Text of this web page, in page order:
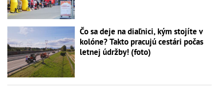
Čo sa deje na diaľnici, kým stojíte v
kolóne? Takto pracujú cestári počas
letnej údržby! (foto)